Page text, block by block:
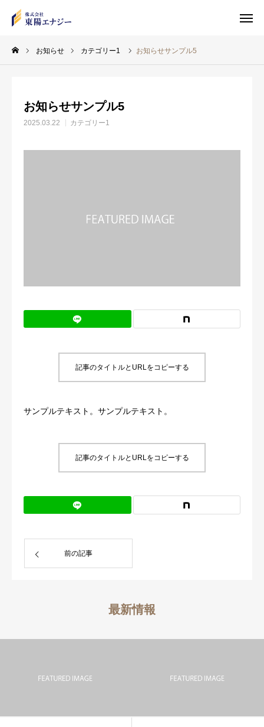
お知らせ カテゴリー1 お知らせサンプル5
お知らせサンプル5
2025.03.22 カテゴリー1
記事のタイトルとURLをコピーする
サンプルテキスト。サンプルテキスト。
記事のタイトルとURLをコピーする
前の記事
最新情報
LINE